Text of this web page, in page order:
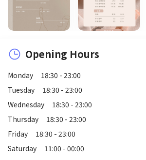
Opening Hours
Monday
18:30 - 23:00
Tuesday
18:30 - 23:00
Wednesday
18:30 - 23:00
Thursday
18:30 - 23:00
Friday
18:30 - 23:00
Saturday
11:00 - 00:00